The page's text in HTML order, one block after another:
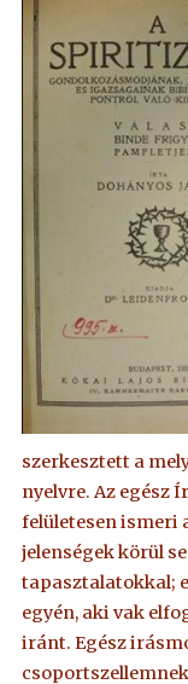
szerkesztett a
nyelvre. Az egész
felületesen
jelenségek körül
tapasztalatokkal;
egyén, aki vak
iránt. Egész